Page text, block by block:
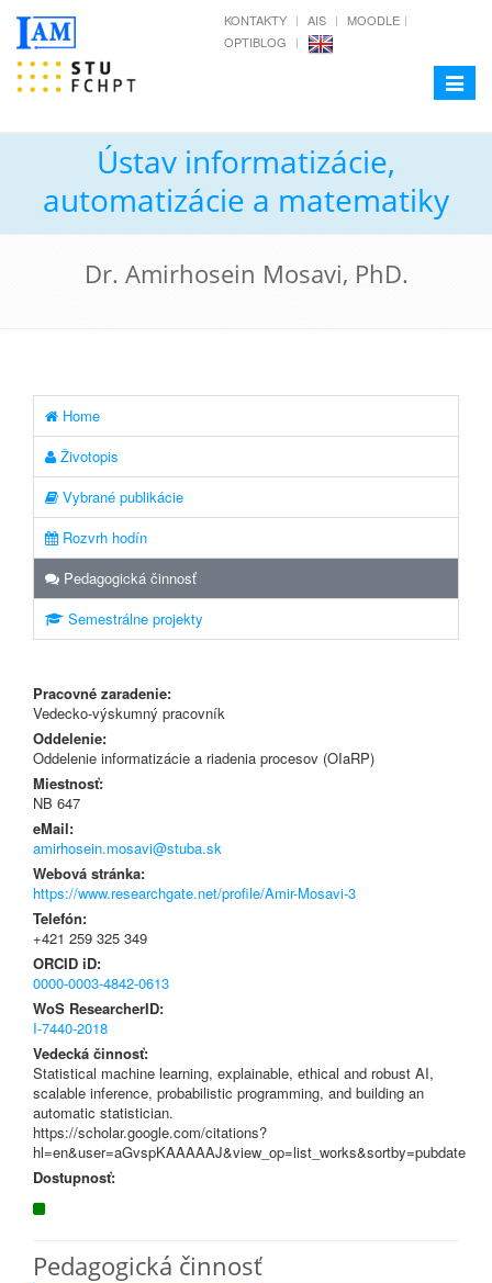
KONTAKTY AIS
MOODLE
OPTIBLOG
Toggle
Ústav informatizácie,
automatizácie a matematiky
Dr. Amirhosein Mosavi, PhD.
Home
Životopis
Vybrané publikácie
Rozvrh hodín
Pedagogická činnosť
Semestrálne projekty
Pracovné zaradenie:
Vedecko-výskumný pracovník
Oddelenie:
Oddelenie informatizácie a riadenia procesov (OIaRP)
Miestnosť:
NB 647
eMail:
amirhosein.mosavi@stuba.sk
Webová stránka:
https://www.researchgate.net/profile/Amir-Mosavi-3
Telefón:
+421 259 325 349
ORCID iD:
0000-0003-4842-0613
WoS ResearcherID:
I-7440-2018
Vedecká činnosť:
Statistical machine learning, explainable, ethical and robust AI,
scalable inference, probabilistic programming, and building an
automatic statistician.
https://scholar.google.com/citations?
hl=en&user=aGvspKAAAAAJ&view_op=list_works&sortby=pubdate
Dostupnosť:
Pedagogická činnosť